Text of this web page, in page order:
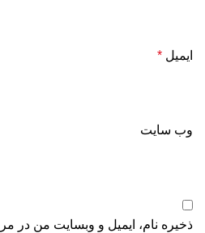
ایمیل *
وب‌ سایت
ذخیره نام، ایمیل و وبسایت من در